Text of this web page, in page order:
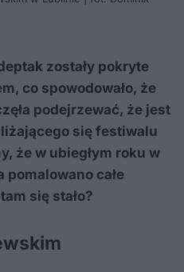
zostały pokryte
co spowodowało, że
podejrzewać, że jest
się festiwalu
że w ubiegłym roku w
całe
się stało?